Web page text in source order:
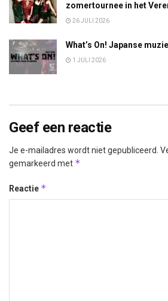
zomertournee in het
26 JULI 2026
What’s On! Japanse
1 JULI 2026
Geef een reactie
Je e-mailadres wordt niet gepubliceerd.
gemarkeerd met *
Reactie *